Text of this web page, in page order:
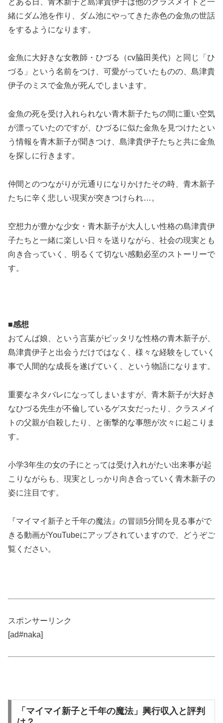
緒にダム池を作り、ダム池にやってきた赤色の金魚の世話
をするようになります。
金魚に大好きな女教師・ひづる（cv脇田美代）と同じ「ひ
づる」という名前をつけ、可愛がっていたものの、島津貴
伊子のミスで金魚が死んでしまいます。
金魚の死を受け入れられない青木新子たちの間に重い空気
が漂っていたのですが、ひづるに似た金魚を見つけたとい
う情報を青木新子が聞きつけ、島津貴伊子たちと共に金魚
を探しに行きます。
仲間とのつながりが元通りになりかけたその時、青木新子
たちに辛く悲しい現実が突きつけられ…。
空想力が豊かな少女・青木新子が大人しい性格の島津貴伊
子たちと一緒に楽しい日々を送りながら、社会の現実とも
向き合っていく、明るくて切ない感動必至のストーリーで
す。
■感想
おてんば娘、という言葉がピッタリな性格の青木新子が、
島津貴伊子と出会うだけではなく、様々な経験をしていく
事で人間的な成長を遂げていく、という物語になります。
重要なネタバレになってしまいますが、青木新子が大好き
なひづる先生が不倫しているゲス女だったり、クラスメイ
トの父親が自殺したり、と衝撃的な事態が次々に起こりま
す。
小学3年生の女の子にとっては受け入れがたい出来事が起
こりながらも、現実としっかり向き合っていく青木新子の
姿に注目です。
『マイマイ新子と千年の魔法』の冒頭5分間を見る事がで
きる動画がYouTubeにアップされていますので、どうぞご
覧ください。
スポンサーリンク
[ad#naka]
「マイマイ新子と千年の魔法」興行収入と評判